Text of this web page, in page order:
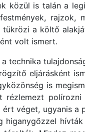
közül is talán a
rajzok,
a költő
volt ismert.
a technika
eljárásként
is
rézlemezt
véget, ugyanis a
higanygőzzel